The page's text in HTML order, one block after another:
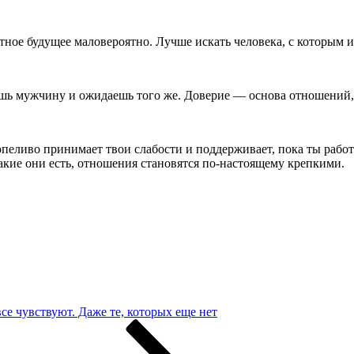
будущее маловероятно. Лучше искать человека, с которым
мужчину и ожидаешь того же. Доверие — основа отношений,
принимает твои слабости и поддерживает, пока ты
они есть, отношения становятся по-настоящему крепкими.
чувствуют. Даже те, которых еще нет